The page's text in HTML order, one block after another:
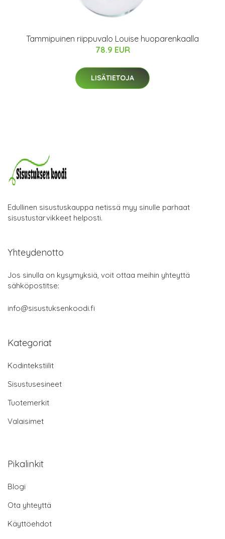
Tammipuinen riippuvalo Louise huoparenkaalla
78.9 EUR
LISÄTIETOJA
Edullinen sisustuskauppa netissä myy sinulle parhaat
sisustustarvikkeet helposti.
Yhteydenotto
Jos sinulla on kysymyksiä, voit ottaa meihin yhteyttä
sähköpostitse:
info@sisustuksenkoodi.fi
Kategoriat
Kodintekstiilit
Sisustusesineet
Tuotemerkit
Valaisimet
Pikalinkit
Blogi
Ota yhteyttä
Käyttöehdot